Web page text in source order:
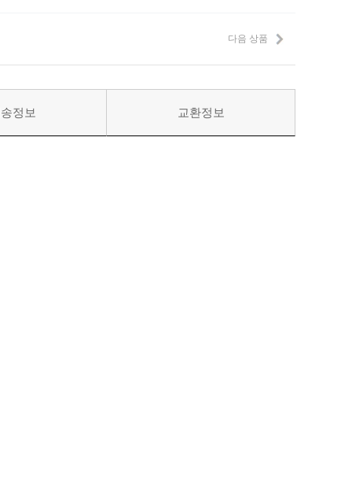
다음 상품
정보 교환정보